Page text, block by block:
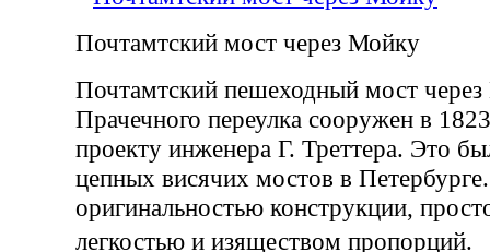
Почтамтский мост через Мойку
Почтамтский пешеходный мост
Прачечного переулка сооружен в
проекту инженера Г. Треттера. Это
цепных висячих мостов в
оригинальностью конструкции,
легкостью и изяществом